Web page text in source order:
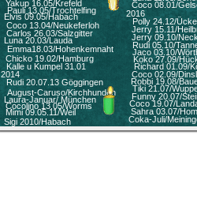
Rudi 20.07.13 Göggingen
August-Caruso/Kirchhunden
2014
Chicko 19.02/Hamburg
Emma18.03/Hohenkemnaht
Luna 20.03/Lauda
Carlos 26.03/Salzgitter
Coco 13.04/Neukeferloh
Elvis 09.05/Habach
Pauli 13.05/Trochtelfing
Yakup 16.05/Krefeld
Kalle u Kumpel 31.01
Sigi 2010/Habach
Mimi 09.05.11/Weil
Cocolino 13.05/Worms
Laura-Januar/ München
Coka-Juli/
Sahra 03.07/
Coco 19.07/
Funny 20.07/
Tiki 21.07/
Robbi 19.08/
Coco 02.09/
Richard 01.09/
Koko 27.09/
Jaco 03.10/
Rudi 05.10/
Jerry 09.10/
Jerry 15.11/
Polly 24.12/
2016
Coco 08.01/